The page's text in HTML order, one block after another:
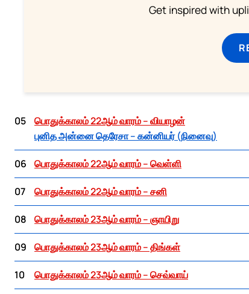
Get inspired with
05
பொதுக்காலம் 22ஆம் வாரம் – வியாழன்
புனித அன்னை தெரேசா – கன்னியர் (நினைவு)
06 பொதுக்காலம் 22ஆம் வாரம் – வெள்ளி
07 பொதுக்காலம் 22ஆம் வாரம் – சனி
08 பொதுக்காலம் 23ஆம் வாரம் – ஞாயிறு
09 பொதுக்காலம் 23ஆம் வாரம் – திங்கள்
10 பொதுக்காலம் 23ஆம் வாரம் – செவ்வாய்